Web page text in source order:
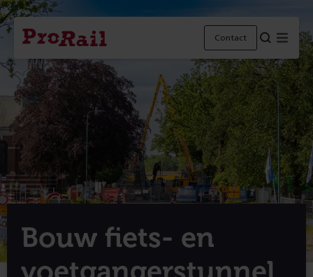
Navigatie
Homepage
ProRail
Contact Menu
Bouw fiets- en